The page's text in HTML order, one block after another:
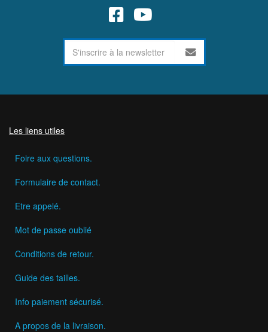
Les liens utiles
Foire aux questions.
Formulaire de contact.
Etre appelé.
Mot de passe oublié
Conditions de retour.
Guide des tailles.
Info paiement sécurisé.
A propos de la livraison.